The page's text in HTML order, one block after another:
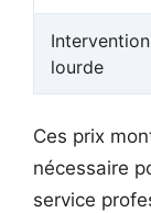
Intervention
lourde
Ces prix
nécessaire
service